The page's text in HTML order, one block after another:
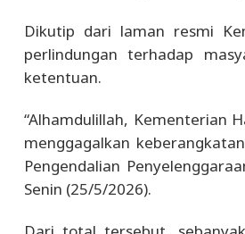
Dikutip dari laman resmi
perlindungan terhadap
ketentuan.
“Alhamdulillah, Kementerian
menggagalkan
Pengendalian
Senin (25/5/2026).